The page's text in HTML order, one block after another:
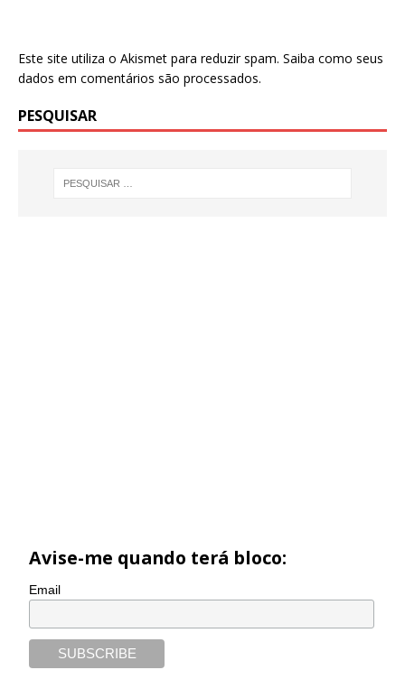
Este site utiliza o Akismet para reduzir spam. Saiba como seus
dados em comentários são processados.
PESQUISAR
Avise-me quando terá bloco:
Email